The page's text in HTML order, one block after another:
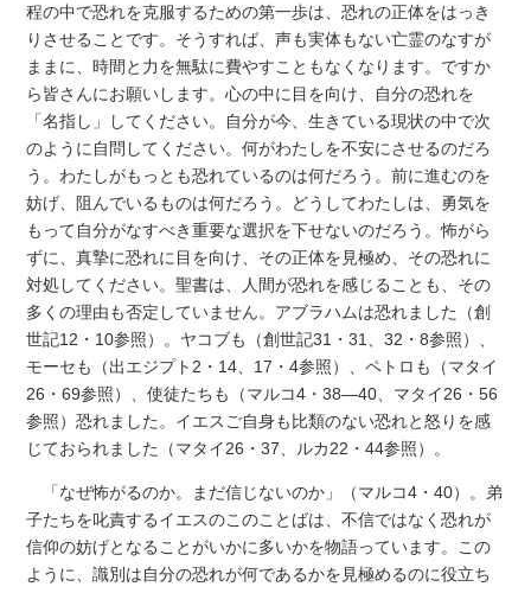
程の中で恐れを克服するための第一歩は、恐れの正体をはっき
りさせることです。そうすれば、声も実体もない亡霊のなすが
ままに、時間と力を無駄に費やすこともなくなります。ですか
ら皆さんにお願いします。心の中に目を向け、自分の恐れを
「名指し」してください。自分が今、生きている現状の中で次
のように自問してください。何がわたしを不安にさせるのだろ
う。わたしがもっとも恐れているのは何だろう。前に進むのを
妨げ、阻んでいるものは何だろう。どうしてわたしは、勇気を
もって自分がなすべき重要な選択を下せないのだろう。怖がら
ずに、真摯に恐れに目を向け、その正体を見極め、その恐れに
対処してください。聖書は、人間が恐れを感じることも、その
多くの理由も否定していません。アブラハムは恐れました（創
世記12・10参照）。ヤコブも（創世記31・31、32・8参照）、
モーセも（出エジプト2・14、17・4参照）、ペトロも（マタイ
26・69参照）、使徒たちも（マルコ4・38―40、マタイ26・56
参照）恐れました。イエスご自身も比類のない恐れと怒りを感
じておられました（マタイ26・37、ルカ22・44参照）。
「なぜ怖がるのか。まだ信じないのか」（マルコ4・40）。弟
子たちを叱責するイエスのこのことばは、不信ではなく恐れが
信仰の妨げとなることがいかに多いかを物語っています。この
ように、識別は自分の恐れが何であるかを見極めるのに役立ち